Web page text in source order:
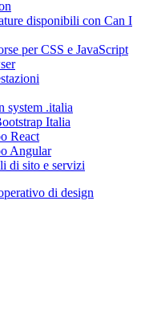
disponibili con Can I
per CSS e JavaScript
system .italia
Italia
React
Angular
di sito e servizi
di design